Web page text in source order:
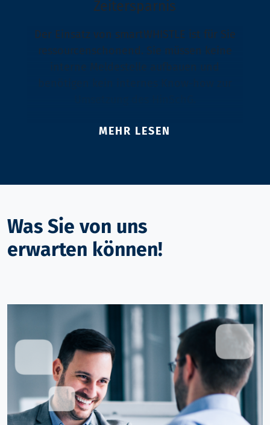
Zeitersparnis
Der Einsatz von smartWHISTLE ist für Sie
ressourcenschonend. Sie müssen keine
interne Meldestelle aufbauen und
MEHR LESEN
Was Sie von uns
erwarten können!